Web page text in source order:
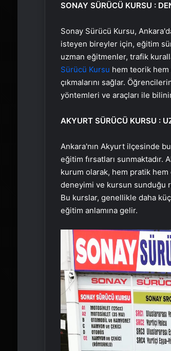
SONAY SÜRÜCÜ KURSU :
Sonay Sürücü Kursu,
isteyen bireyler için, eğitim
uzman eğitmenler, trafik
Sürücü Kursu hem teorik
çıkmalarını sağlar.
yöntemleri ve araçları ile
AKYURT SÜRÜCÜ KURSU :
Ankara'nın Akyurt ilçesinde
eğitim fırsatları
kurum olarak, hem pratik
deneyimi ve kursun sunduğu
Bu kurslar, genellikle daha
eğitim anlamına gelir.